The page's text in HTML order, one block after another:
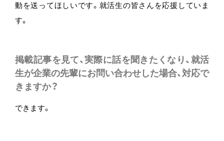
動を送ってほしいです。就活生の皆さんを応援していま
す。
掲載記事を見て、実際に話を聞きたくなり、就活
生が企業の先輩にお問い合わせした場合、対応で
きますか？
できます。